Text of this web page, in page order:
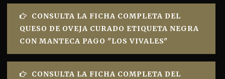
CONSULTA LA FICHA COMPLETA DEL
QUESO DE OVEJA CURADO ETIQUETA NEGRA
CON MANTECA PAGO "LOS VIVALES"
CONSULTA LA FICHA COMPLETA DEL